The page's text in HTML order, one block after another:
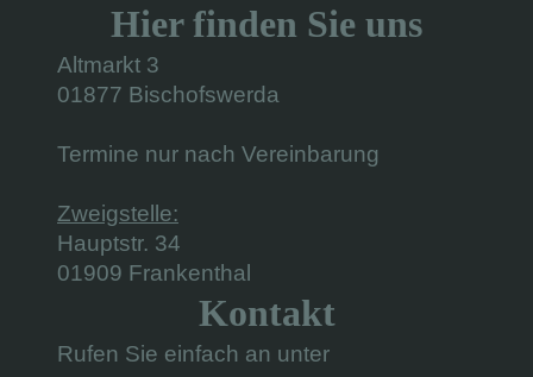
Hier finden Sie uns
Altmarkt 3
01877 Bischofswerda
Termine nur nach Vereinbarung
Zweigstelle:
Hauptstr. 34
01909 Frankenthal
Kontakt
Rufen Sie einfach an unter